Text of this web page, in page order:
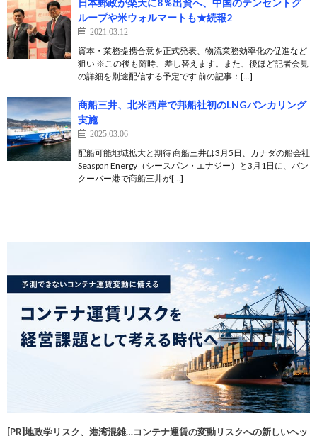
日本郵政が楽天に8％出資へ、中国のテンセントグ
ループや米ウォルマートも★続報2
2021.03.12
資本・業務提携合意を正式発表、物流業務効率化の促進など
狙い ※この後も随時、差し替えます。また、後ほど記者会見
の詳細を別途配信する予定です 前の記事：[…]
商船三井、北米西岸で邦船社初のLNGバンカリング
実施
2025.03.06
配船可能地域拡大と期待 商船三井は3月5日、カナダの船会社
Seaspan Energy（シースパン・エナジー）と3月1日に、バン
クーバー港で商船三井が[…]
[PR]地政学リスク、港湾混雑…コンテナ運賃の変動リスクへの新しいヘッ